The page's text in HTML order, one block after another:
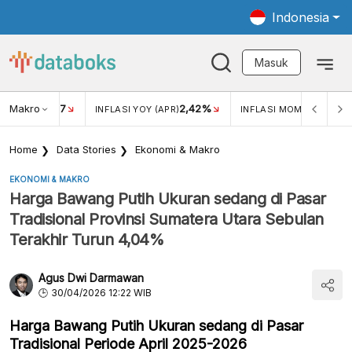
Indonesia
Masuk
Makro
USD/IDR 17 INFLASI YOY (APR)2,42% INFLASI MOM (MAR)
Home Data Stories Ekonomi & Makro
EKONOMI & MAKRO
Harga Bawang Putih Ukuran sedang di Pasar
Tradisional Provinsi Sumatera Utara Sebulan
Terakhir Turun 4,04%
Agus Dwi Darmawan
30/04/2026 12:22 WIB
Harga Bawang Putih Ukuran sedang di Pasar
Tradisional Periode April 2025-2026